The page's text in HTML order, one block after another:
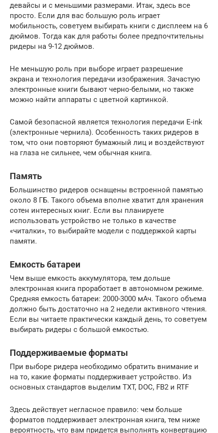
девайсы и с меньшими размерами. Итак, здесь все
просто. Если для вас большую роль играет
мобильность, советуем выбирать книги с дисплеем на 6
дюймов. Тогда как для работы более предпочтительны
ридеры на 9-12 дюймов.
Не меньшую роль при выборе играет разрешение
экрана и технология передачи изображения. Зачастую
электронные книги бывают черно-белыми, но также
можно найти аппараты с цветной картинкой.
Самой безопасной является технология передачи E-ink
(электронные чернила). Особенность таких ридеров в
том, что они повторяют бумажный лиц и воздействуют
на глаза не сильнее, чем обычная книга.
Память
Большинство ридеров оснащены встроенной памятью
около 8 ГБ. Такого объема вполне хватит для хранения
сотен интересных книг. Если вы планируете
использовать устройство не только в качестве
«читалки», то выбирайте модели с поддержкой карты
памяти.
Емкость батареи
Чем выше емкость аккумулятора, тем дольше
электронная книга проработает в автономном режиме.
Средняя емкость батареи: 2000-3000 мАч. Такого объема
должно быть достаточно на 2 недели активного чтения.
Если вы читаете практически каждый день, то советуем
выбирать ридеры с большой емкостью.
Поддерживаемые форматы
При выборе ридера необходимо обратить внимание и
на то, какие форматы поддерживает устройство. Из
основных стандартов выделим TXT, DOC, FB2 и RTF
Здесь действует негласное правило: чем больше
форматов поддерживает электронная книга, тем ниже
вероятность, что вам придется выполнять конвертацию